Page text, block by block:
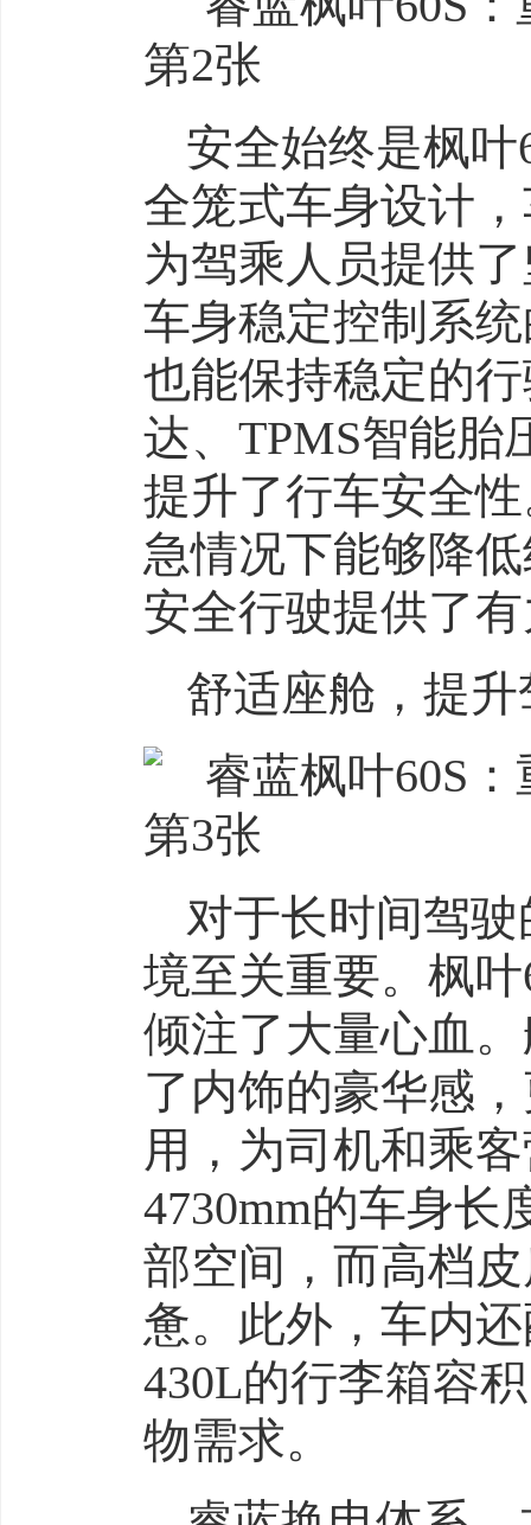
安全始终是枫
全笼式车身设计
为驾乘人员提供
车身稳定控制系
也能保持稳定的
达、TPMS智能胎
提升了行车安全
急情况下能够降
安全行驶提供了
舒适座舱，提
对于长时间驾
境至关重要。枫
倾注了大量心血
了内饰的豪华感
用，为司机和乘
4730mm的车身长
部空间，而高档
惫。此外，车内
430L的行李箱容
物需求。